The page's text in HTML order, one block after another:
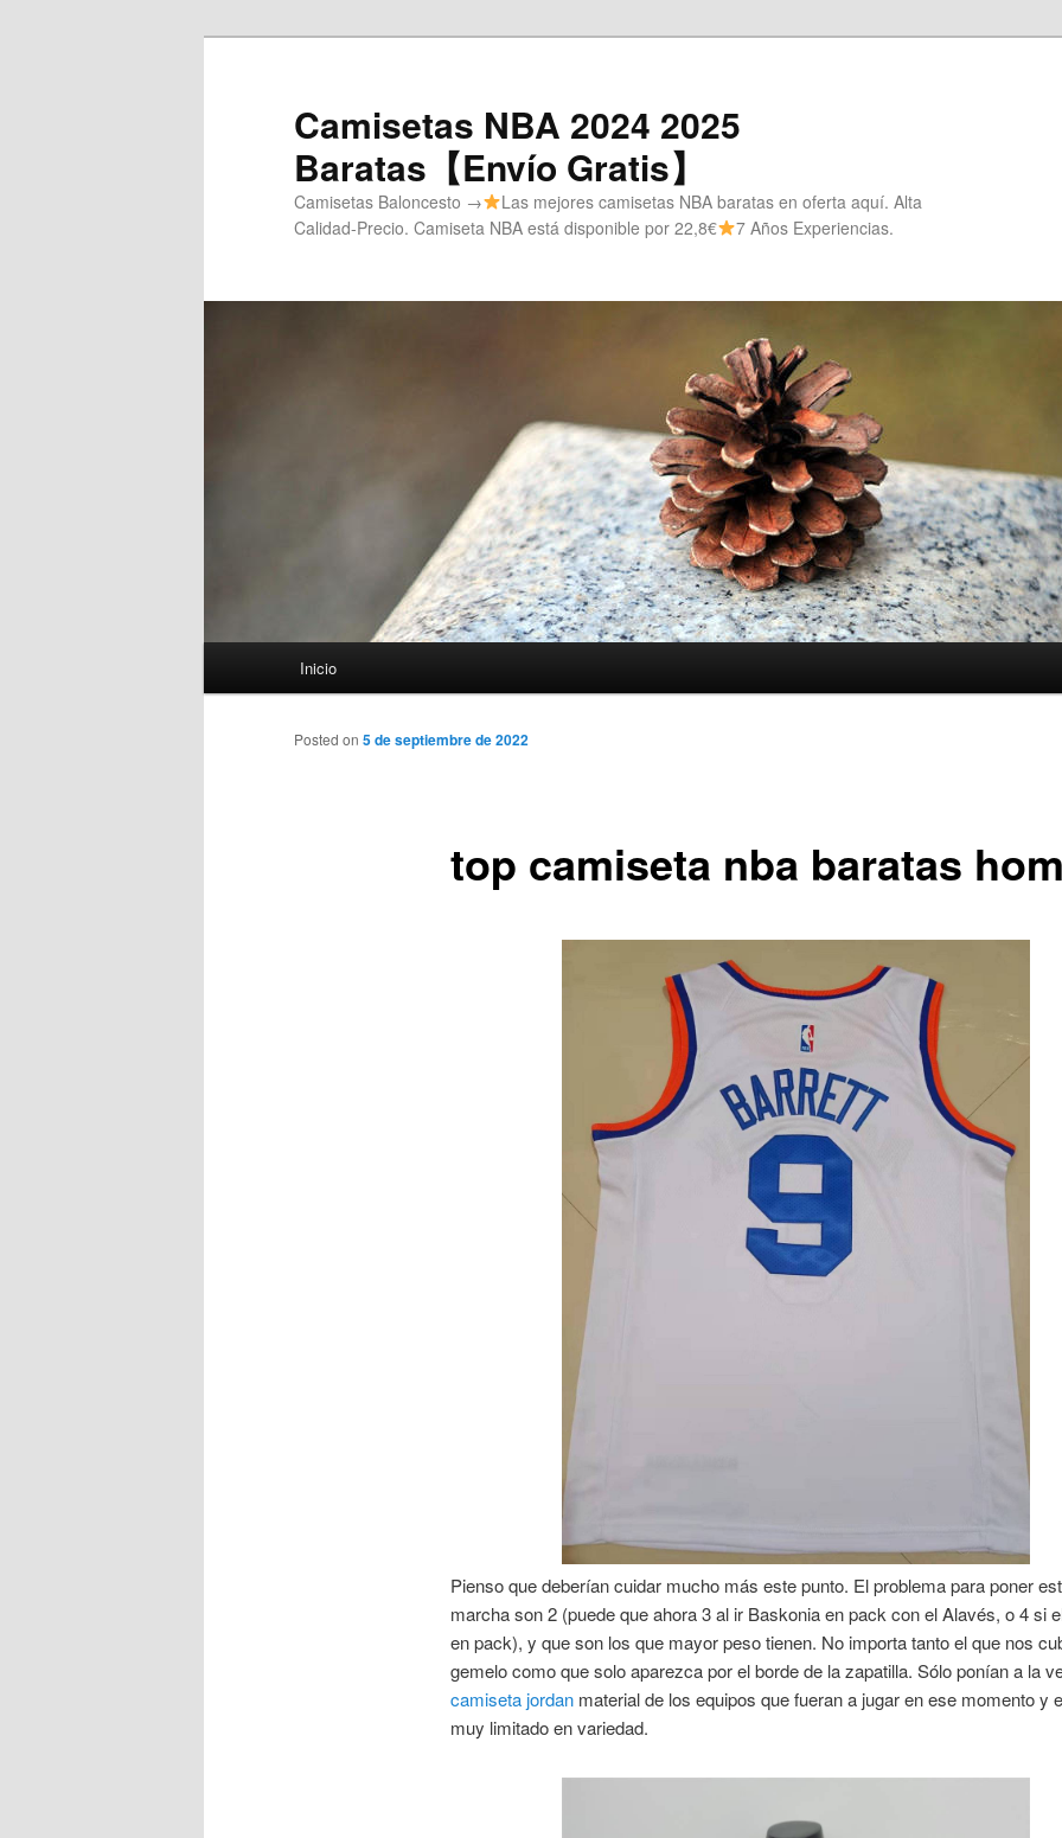
Camisetas NBA 2024 2025
Baratas【Envío Gratis】
Camisetas Baloncesto →
Las mejores camisetas NBA baratas en oferta aquí. Alta
Calidad-Precio. Camiseta NBA está disponible por 22,8€
7 Años Experiencias.
Inicio
top camiseta nba baratas
Posted on 5 de septiembre de 2022
Pienso que deberían cuidar mucho más este punto. El problema para poner
marcha son 2 (puede que ahora 3 al ir Baskonia en pack con el Alavés, o 4 si
en pack), y que son los que mayor peso tienen. No importa tanto el que nos
gemelo como que solo aparezca por el borde de la zapatilla. Sólo ponían a la
camiseta jordanmaterial de los equipos que fueran a jugar en ese momento y
muy limitado en variedad.